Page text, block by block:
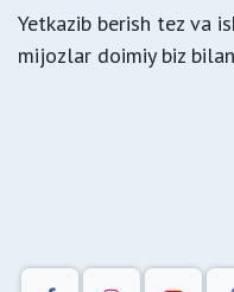
Yetkazib berish tez va
mijozlar doimiy biz